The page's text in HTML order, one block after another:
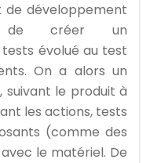
de développement
de créer un
évolué au test
On a alors un
suivant le produit à
les actions, tests
(comme des
le matériel. De